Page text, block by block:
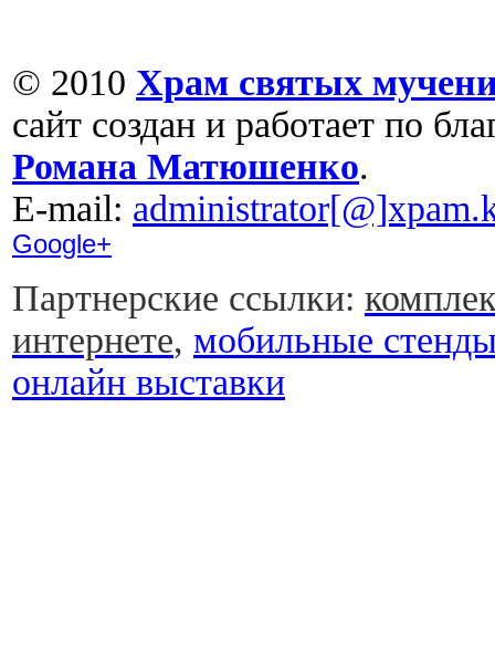
© 2010 Храм святых
сайт создан и работает по
Романа Матюшенко.
Е-mail:
Google+
Партнерские ссылки:
интернете, мобильные
онлайн выставки